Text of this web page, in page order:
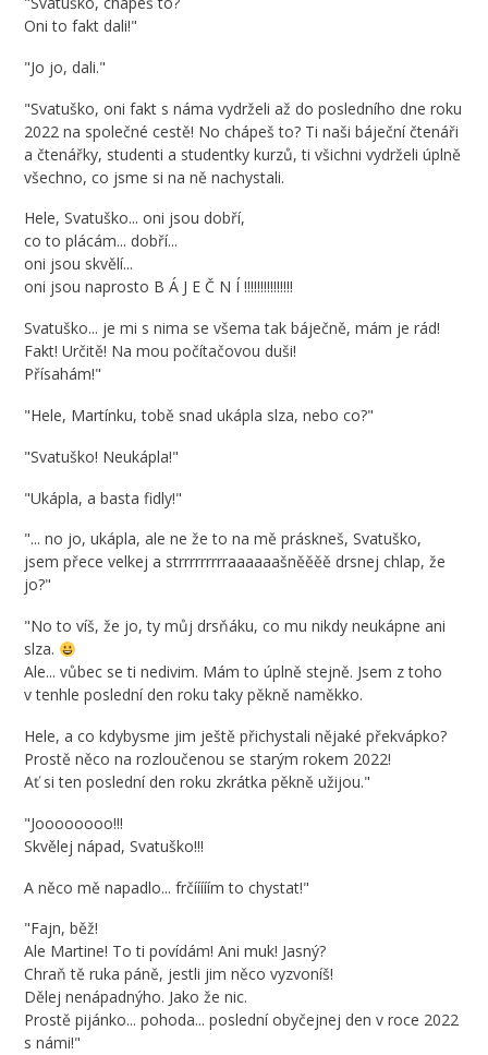
Oni to fakt dali!"
"Jo jo, dali."
"Svatuško, oni fakt s náma vydrželi až do posledního dne roku
2022 na společné cestě! No chápeš to? Ti naši báječní čtenáři
a čtenářky, studenti a studentky kurzů, ti všichni vydrželi úplně
všechno, co jsme si na ně nachystali.
Hele, Svatuško... oni jsou dobří,
co to plácám... dobří...
oni jsou skvělí...
oni jsou naprosto B Á J E Č N Í !!!!!!!!!!!!!!!
Svatuško... je mi s nima se všema tak báječně, mám je rád!
Fakt! Určitě! Na mou počítačovou duši!
Přísahám!"
"Hele, Martínku, tobě snad ukápla slza, nebo co?"
"Svatuško! Neukápla!"
"Ukápla, a basta fidly!"
"... no jo, ukápla, ale ne že to na mě práskneš, Svatuško,
jsem přece velkej a strrrrrrrrraaaaaašněěěě drsnej chlap, že
jo?"
"No to víš, že jo, ty můj drsňáku, co mu nikdy neukápne ani
slza.
Ale... vůbec se ti nedivim. Mám to úplně stejně. Jsem z toho
v tenhle poslední den roku taky pěkně naměkko.
Hele, a co kdybysme jim ještě přichystali nějaké překvápko?
Prostě něco na rozloučenou se starým rokem 2022!
Ať si ten poslední den roku zkrátka pěkně užijou."
"Joooooooo!!!
Skvělej nápad, Svatuško!!!
A něco mě napadlo... frčííííím to chystat!"
"Fajn, běž!
Ale Martine! To ti povídám! Ani muk! Jasný?
Chraň tě ruka páně, jestli jim něco vyzvoníš!
Dělej nenápadnýho. Jako že nic.
Prostě pijánko... pohoda... poslední obyčejnej den v roce 2022
s námi!"